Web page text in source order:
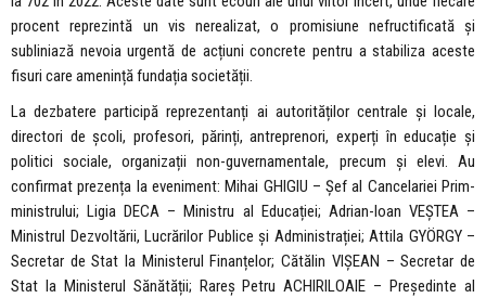
procent reprezintă un vis nerealizat, o promisiune nefructificată și
subliniază nevoia urgentă de acțiuni concrete pentru a stabiliza aceste
fisuri care amenință fundația societății.
La dezbatere participă reprezentanți ai autorităților centrale și locale,
directori de școli, profesori, părinți, antreprenori, experți în educație și
politici sociale, organizații non-guvernamentale, precum și elevi. Au
confirmat prezența la eveniment: Mihai GHIGIU – Șef al Cancelariei Prim-
ministrului; Ligia DECA – Ministru al Educației; Adrian-Ioan VEȘTEA –
Ministrul Dezvoltării, Lucrărilor Publice și Administrației; Attila GYÖRGY –
Secretar de Stat la Ministerul Finanțelor; Cătălin VIȘEAN – Secretar de
Stat la Ministerul Sănătății; Rareș Petru ACHIRILOAIE – Președinte al